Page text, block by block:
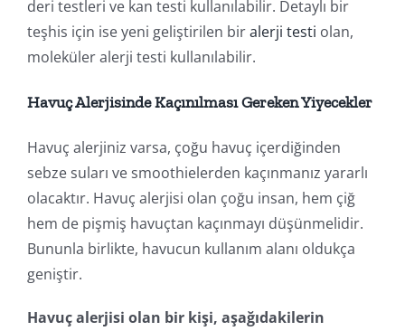
deri testleri ve kan testi kullanılabilir. Detaylı bir
teşhis için ise yeni geliştirilen biralerji testi olan,
moleküler alerji testi kullanılabilir.
Havuç Alerjisinde Kaçınılması Gereken Yiyecekler
Havuç alerjiniz varsa, çoğu havuç içerdiğinden
sebze suları ve smoothielerden kaçınmanız yararlı
olacaktır. Havuç alerjisi olan çoğu insan, hem çiğ
hem de pişmiş havuçtan kaçınmayı düşünmelidir.
Bununla birlikte, havucun kullanım alanı oldukça
geniştir.
Havuç alerjisi olan bir kişi, aşağıdakilerin